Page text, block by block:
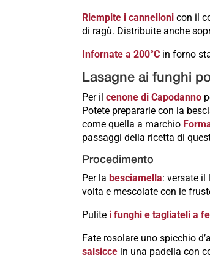
Riempite i cannelloni con il
di ragù. Distribuite anche
Infornate a 200°C in forno
Lasagne ai funghi
Per ilcenone di Capodanno
Potete prepararle con la
come quella a marchio
passaggi della ricetta di
Procedimento
Per labesciamella: versate il
volta e mescolate con le
Pulite i funghi e tagliateli a
Fate rosolare uno spicchio
salsicce in una padella con